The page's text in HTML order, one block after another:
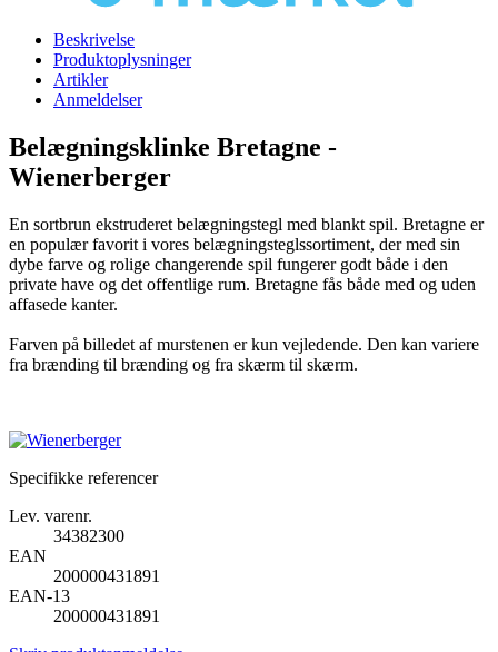
Beskrivelse
Produktoplysninger
Artikler
Anmeldelser
Belægningsklinke Bretagne -
Wienerberger
En sortbrun ekstruderet belægningstegl med blankt spil. Bretagne er
en populær favorit i vores belægningsteglssortiment, der med sin
dybe farve og rolige changerende spil fungerer godt både i den
private have og det offentlige rum. Bretagne fås både med og uden
affasede kanter.
Farven på billedet af murstenen er kun vejledende. Den kan variere
fra brænding til brænding og fra skærm til skærm.
Specifikke referencer
Lev. varenr.
34382300
EAN
200000431891
EAN-13
200000431891